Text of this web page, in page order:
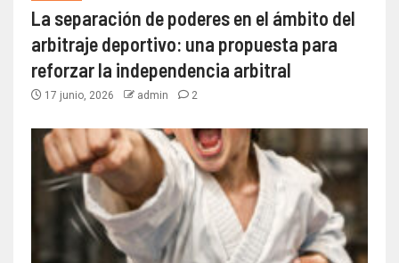
La separación de poderes en el ámbito del
arbitraje deportivo: una propuesta para
reforzar la independencia arbitral
17 junio, 2026 admin 2